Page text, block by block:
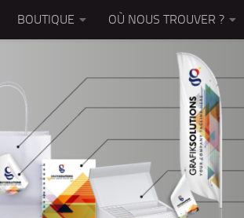
BOUTIQUE OÙ NOUS TROUVER ?